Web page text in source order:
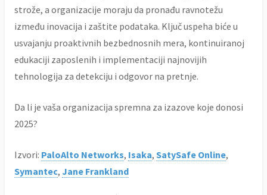
strože, a organizacije moraju da pronađu ravnotežu
između inovacija i zaštite podataka. Ključ uspeha biće u
usvajanju proaktivnih bezbednosnih mera, kontinuiranoj
edukaciji zaposlenih i implementaciji najnovijih
tehnologija za detekciju i odgovor na pretnje.
Da li je vaša organizacija spremna za izazove koje donosi
2025?
Izvori: PaloAlto Networks, Isaka, SatySafe Online,
Symantec, Jane Frankland